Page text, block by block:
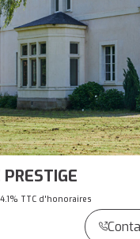
TTC d'honoraires